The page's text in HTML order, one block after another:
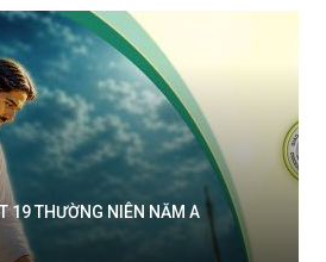
19 THƯỜNG NIÊN NĂM A